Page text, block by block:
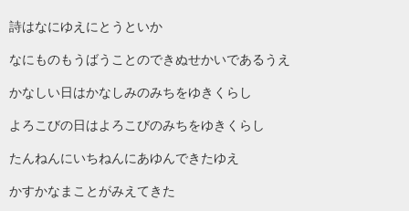
詩はなにゆえにとうといか
なにものもうばうことのできぬせかいであるうえ
かなしい日はかなしみのみちをゆきくらし
よろこびの日はよろこびのみちをゆきくらし
たんねんにいちねんにあゆんできたゆえ
かすかなまことがみえてきた